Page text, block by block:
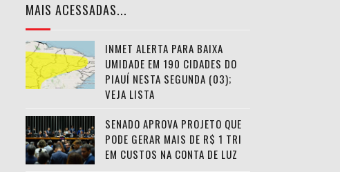
MAIS ACESSADAS...
INMET ALERTA PARA BAIXA
UMIDADE EM 190 CIDADES DO
PIAUÍ NESTA SEGUNDA (03);
VEJA LISTA
SENADO APROVA PROJETO QUE
PODE GERAR MAIS DE R$ 1 TRI
EM CUSTOS NA CONTA DE LUZ